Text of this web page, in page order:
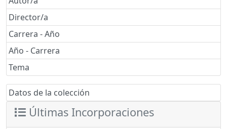
Director/a
Carrera - Año
Año - Carrera
Tema
Datos de la colección
Últimas Incorporaciones